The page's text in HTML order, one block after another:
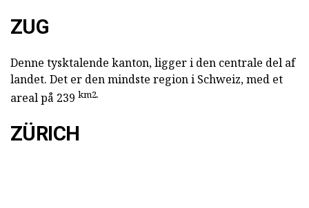
ZUG
Denne tysktalende kanton, ligger i den centrale del af
landet. Det er den mindste region i Schweiz, med et
areal på 239 km2.
ZÜRICH